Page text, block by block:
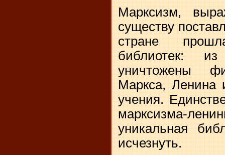
Марксизм,
существу
стране
библиотек:
уничтожены
Маркса, Ленина
учения.
марксизма-
уникальная
исчезнуть.